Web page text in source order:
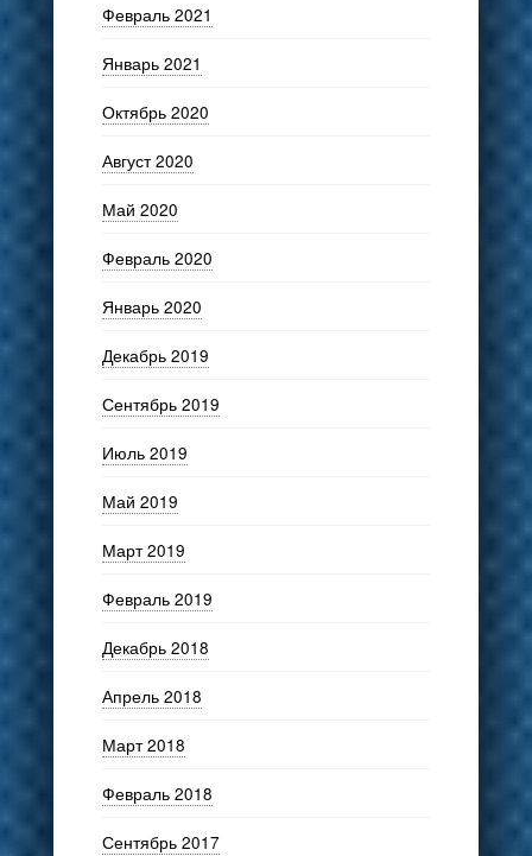
Февраль 2021
Январь 2021
Октябрь 2020
Август 2020
Май 2020
Февраль 2020
Январь 2020
Декабрь 2019
Сентябрь 2019
Июль 2019
Май 2019
Март 2019
Февраль 2019
Декабрь 2018
Апрель 2018
Март 2018
Февраль 2018
Сентябрь 2017